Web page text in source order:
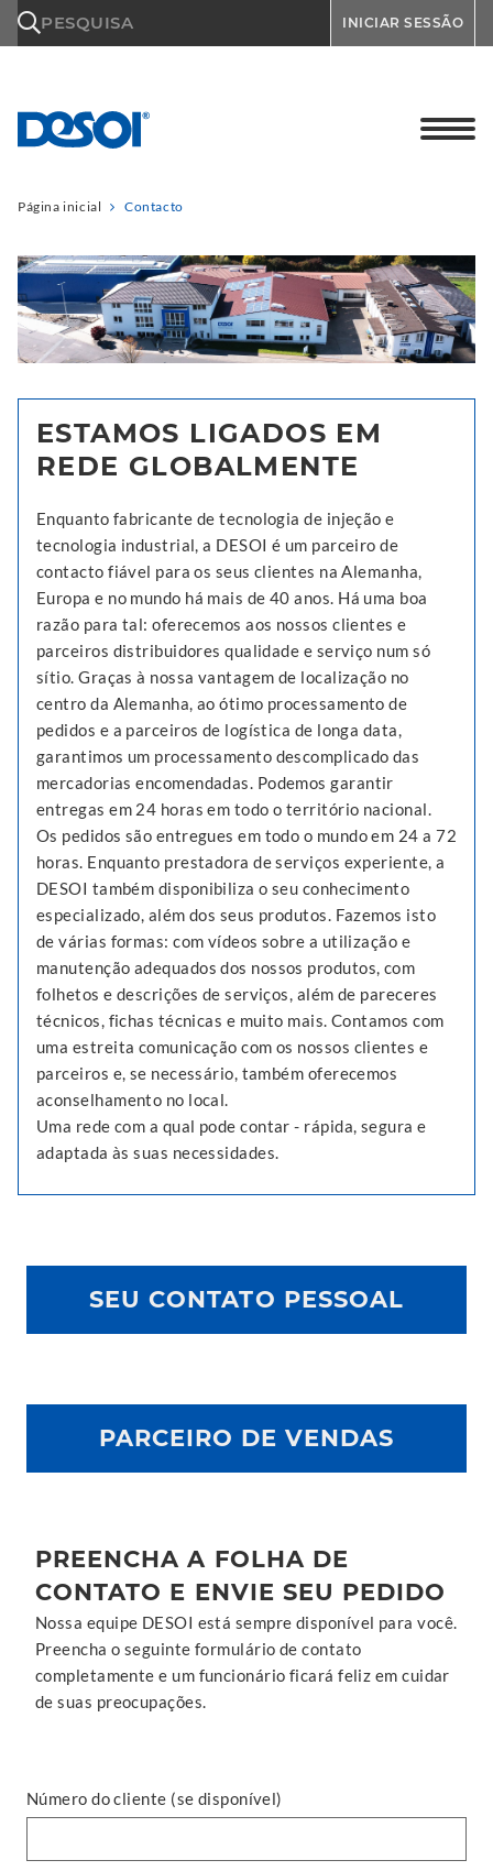
PESQUISA INICIAR SESSÃO
Página inicial Contacto
ESTAMOS LIGADOS EM
REDE GLOBALMENTE
Enquanto fabricante de tecnologia de injeção e
tecnologia industrial, a DESOI é um parceiro de
contacto fiável para os seus clientes na Alemanha,
Europa e no mundo há mais de 40 anos. Há uma boa
razão para tal: oferecemos aos nossos clientes e
parceiros distribuidores qualidade e serviço num só
sítio. Graças à nossa vantagem de localização no
centro da Alemanha, ao ótimo processamento de
pedidos e a parceiros de logística de longa data,
garantimos um processamento descomplicado das
mercadorias encomendadas. Podemos garantir
entregas em 24 horas em todo o território nacional.
Os pedidos são entregues em todo o mundo em 24 a 72
horas. Enquanto prestadora de serviços experiente, a
DESOI também disponibiliza o seu conhecimento
especializado, além dos seus produtos. Fazemos isto
de várias formas: com vídeos sobre a utilização e
manutenção adequados dos nossos produtos, com
folhetos e descrições de serviços, além de pareceres
técnicos, fichas técnicas e muito mais. Contamos com
uma estreita comunicação com os nossos clientes e
parceiros e, se necessário, também oferecemos
aconselhamento no local.
Uma rede com a qual pode contar - rápida, segura e
adaptada às suas necessidades.
SEU CONTATO PESSOAL
PARCEIRO DE VENDAS
PREENCHA A FOLHA DE
CONTATO E ENVIE SEU PEDIDO
Nossa equipe DESOI está sempre disponível para você.
Preencha o seguinte formulário de contato
completamente e um funcionário ficará feliz em cuidar
de suas preocupações.
Número do cliente (se disponível)